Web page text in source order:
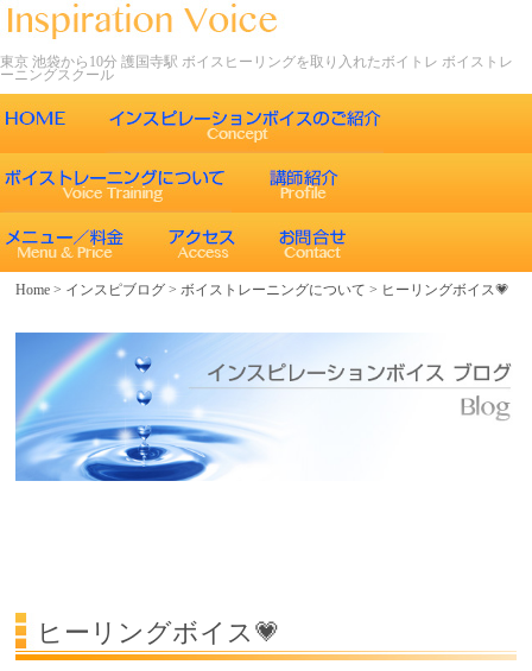
東京 池袋から10分 護国寺駅 ボイスヒーリングを取り入れたボイトレ ボイストレ
ーニングスクール
ごあいさつ
インスピレーションボイスの特徴
エネルギーワークとヒーリング効果
ボイスヒーリング
声について
インスピレーションボイスのボイストレーニング
インスピレーションボイスのボイスメソッド
レッスン内容
コース紹介
歌うことの効果
Home > インスピブログ >ボイストレーニングについて > ヒーリングボイス💗
ヒーリングボイス💗